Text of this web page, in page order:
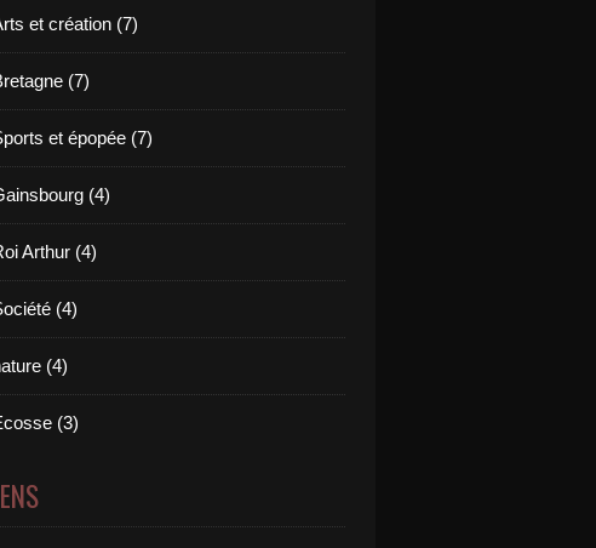
et création (7)
(7)
et épopée (7)
(4)
Arthur (4)
(4)
(4)
(3)